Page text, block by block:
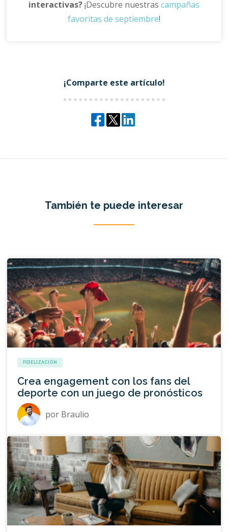
interactivas?¡Descubre nuestras campañas
favoritas de septiembre!
¡Comparte este artículo!
También te puede interesar
FIDELIZACIÓN
Crea engagement con los fans del
deporte con un juego de pronósticos
por Braulio